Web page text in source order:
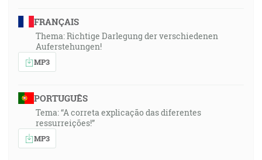
FRANÇAIS
Thema: Richtige Darlegung der verschiedenen
Auferstehungen!
MP3
PORTUGUÊS
Tema: “A correta explicação das diferentes
ressurreições!”
MP3